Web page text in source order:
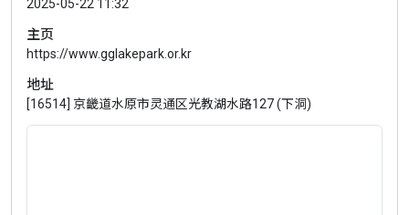
2025-05-22 11:32
主页
https://www.gglakepark.or.kr
地址
[16514] 京畿道水原市灵通区光教湖水路127 (下洞)